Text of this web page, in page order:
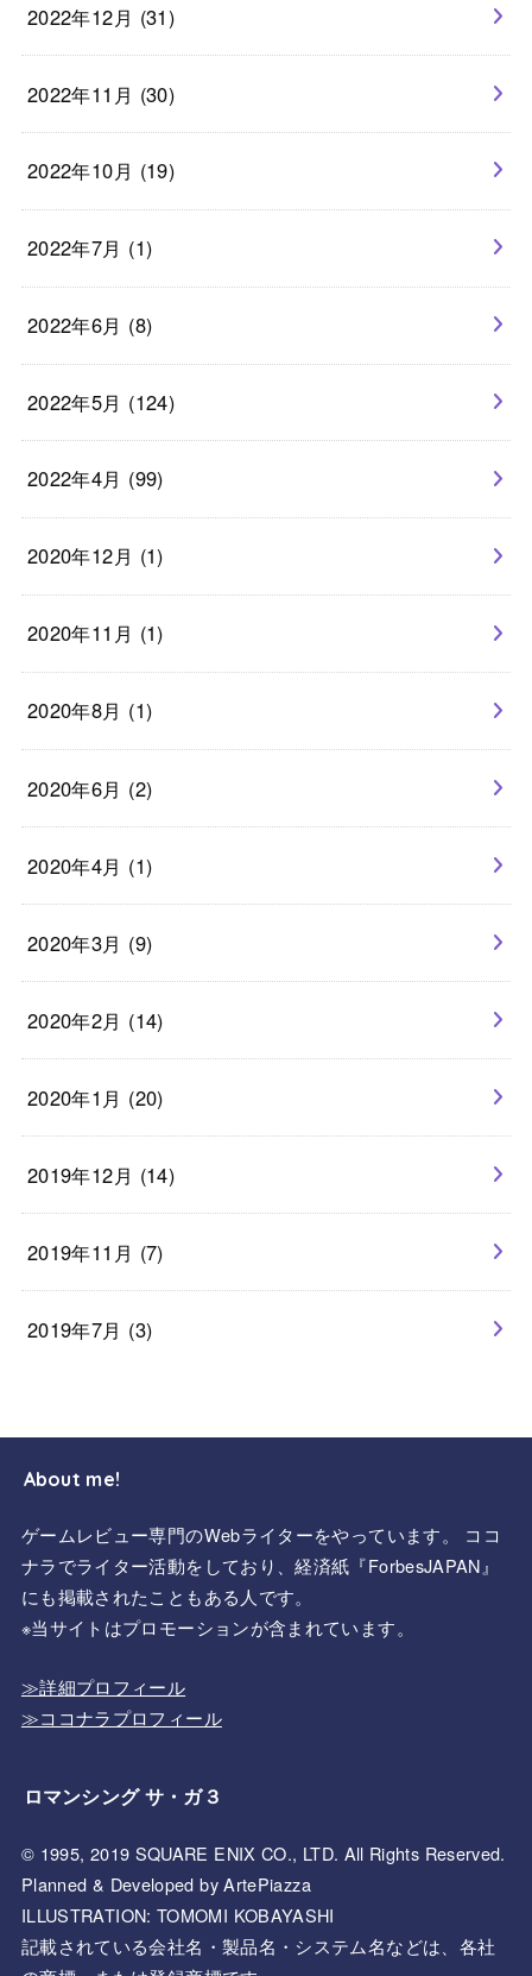
2022年12月 (31)
2022年11月 (30)
2022年10月 (19)
2022年7月 (1)
2022年6月 (8)
2022年5月 (124)
2022年4月 (99)
2020年12月 (1)
2020年11月 (1)
2020年8月 (1)
2020年6月 (2)
2020年4月 (1)
2020年3月 (9)
2020年2月 (14)
2020年1月 (20)
2019年12月 (14)
2019年11月 (7)
2019年7月 (3)
About me!
ゲームレビュー専門のWebライターをやっています。 ココ
ナラでライター活動をしており、経済紙『ForbesJAPAN』
にも掲載されたこともある人です。
※当サイトはプロモーションが含まれています。
≫詳細プロフィール
≫ココナラプロフィール
ロマンシング サ・ガ３
© 1995, 2019 SQUARE ENIX CO., LTD. All Rights Reserved.
Planned & Developed by ArtePiazza
ILLUSTRATION: TOMOMI KOBAYASHI
記載されている会社名・製品名・システム名などは、各社